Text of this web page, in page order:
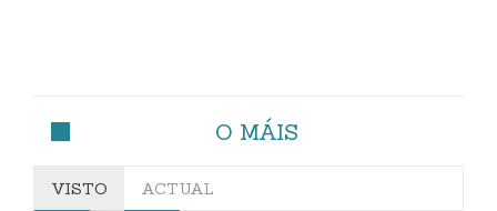
O MÁIS
VISTO ACTUAL